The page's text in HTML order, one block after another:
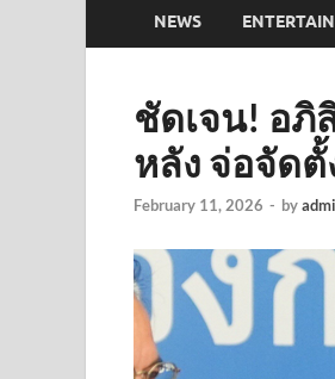
NEWS
ชัดเจน! อภิ
หลัง จ่อจัดตั้
February 11, 2026 - by